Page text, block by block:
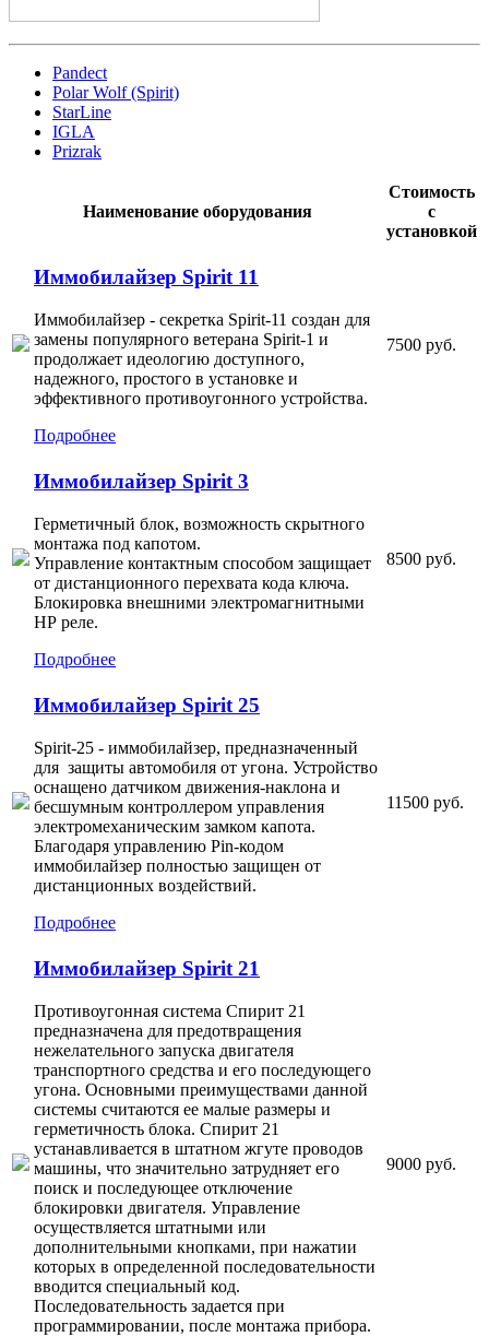
Pandect
Polar Wolf (Spirit)
StarLine
IGLA
Prizrak
Наименование оборудования
Стоимость
с
установкой
Иммобилайзер Spirit 11
Иммобилайзер - секретка Spirit-11 создан для
замены популярного ветерана Spirit-1 и
продолжает идеологию доступного,
надежного, простого в установке и
эффективного противоугонного устройства.
Подробнее
7500 руб.
Иммобилайзер Spirit 3
Герметичный блок, возможность скрытного
монтажа под капотом.
Управление контактным способом защищает
от дистанционного перехвата кода ключа.
Блокировка внешними электромагнитными
НР реле.
Подробнее
8500 руб.
Иммобилайзер Spirit 25
Spirit-25 - иммобилайзер, предназначенный
для защиты автомобиля от угона. Устройство
оснащено датчиком движения-наклона и
бесшумным контроллером управления
электромеханическим замком капота.
Благодаря управлению Pin-кодом
иммобилайзер полностью защищен от
дистанционных воздействий.
Подробнее
11500 руб.
Иммобилайзер Spirit 21
Противоугонная система Спирит 21
предназначена для предотвращения
нежелательного запуска двигателя
транспортного средства и его последующего
угона. Основными преимуществами данной
системы считаются ее малые размеры и
герметичность блока. Спирит 21
устанавливается в штатном жгуте проводов
машины, что значительно затрудняет его
поиск и последующее отключение
блокировки двигателя. Управление
осуществляется штатными или
дополнительными кнопками, при нажатии
которых в определенной последовательности
вводится специальный код.
Последовательность задается при
программировании, после монтажа прибора.
9000 руб.